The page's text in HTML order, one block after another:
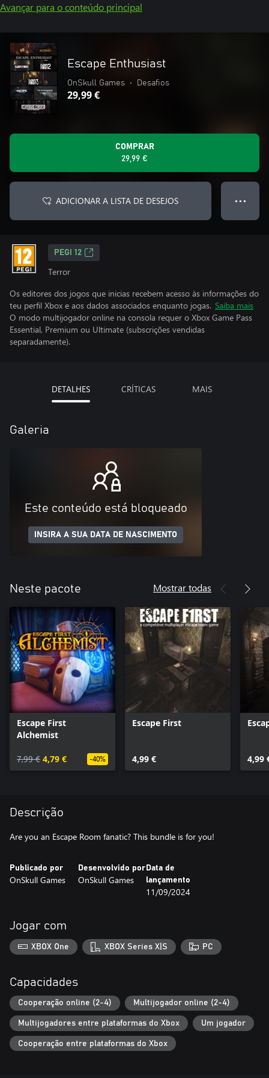
Avançar para o conteúdo principal
Escape Enthusiast
OnSkull Games • Desafios
29,99 €
COMPRAR
29,99 €
ADICIONAR A LISTA DE DESEJOS ● ● ●
PEGI 12
Terror
Os editores dos jogos que inicias recebem acesso às informações do
teu perfil Xbox e aos dados associados enquanto jogas. Saiba mais
O modo multijogador online na consola requer o Xbox Game Pass
Essential, Premium ou Ultimate (subscrições vendidas
separadamente).
DETALHES CRÍTICAS MAIS
Galeria
Este conteúdo está bloqueado
INSIRA A SUA DATA DE NASCIMENTO
Neste pacote Mostrar todas
Escape First
Alchemist
7,99 € 4,79 € -40%
Escape First
4,99 € 4,99
Descrição
Are you an Escape Room fanatic? This bundle is for you!
Publicado por
OnSkull Games
Desenvolvido por
OnSkull Games
Data de
lançamento
11/09/2024
Jogar com
XBOX One XBOX Series X|S PC
Capacidades
Cooperação online (2-4) Multijogador online (2-4)
Multijogadores entre plataformas do Xbox Um jogador
Cooperação entre plataformas do Xbox